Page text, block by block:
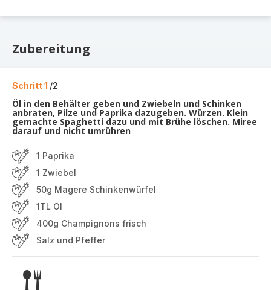
Zubereitung
Schritt 1 /2
Öl in den Behälter geben und Zwiebeln und Schinken
anbraten, Pilze und Paprika dazugeben. Würzen. Klein
gemachte Spaghetti dazu und mit Brühe löschen. Miree
darauf und nicht umrühren
1 Paprika
1 Zwiebel
50g Magere Schinkenwürfel
1TL Öl
400g Champignons frisch
Salz und Pfeffer